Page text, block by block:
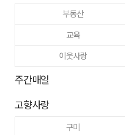
부동산
교육
이웃사랑
주간매일
고향사랑
구미